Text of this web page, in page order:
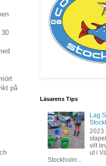
30
på
Läsarens Tips
Lag
2023
vilt
ut i
Stockholm...